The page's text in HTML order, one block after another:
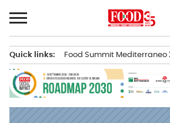
al
contenuto
principale
Quick links: Food Summit Mediterraneo